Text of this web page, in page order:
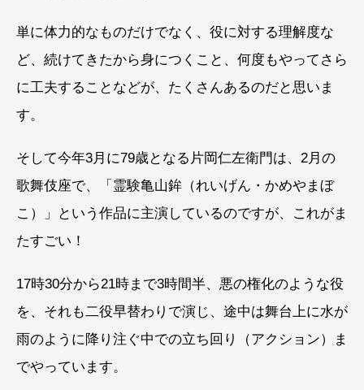
単に体力的なものだけでなく、役に対する理解度な
ど、続けてきたから身につくこと、何度もやってさら
に工夫することなどが、たくさんあるのだと思いま
す。
そして今年3月に79歳となる片岡仁左衛門は、2月の
歌舞伎座で、「霊験亀山鉾（れいげん・かめやまぼ
こ）」という作品に主演しているのですが、これがま
たすごい！
17時30分から21時まで3時間半、悪の権化のような役
を、それも二役早替わりで演じ、途中は舞台上に水が
雨のように降り注ぐ中での立ち回り（アクション）ま
でやっています。